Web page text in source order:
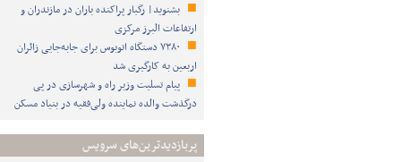
بشنوید| رگبار پراکنده باران در مازندران و
ارتفاعات البرز مرکزی
۷۳۸۰ دستگاه اتوبوس برای جابه‌جایی زائران
اربعین به‌ کارگیری شد
پیام تسلیت وزیر راه و شهرسازی در پی
درگذشت والده نماینده ولی‌فقیه در بنیاد مسکن
پربازدیدترین‌های سرویس